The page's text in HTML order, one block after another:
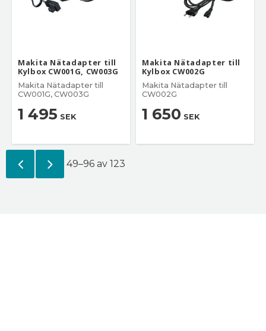
Makita Nätadapter till
Kylbox CW001G, CW003G
Makita Nätadapter till
CW001G, CW003G
1 495 SEK
Makita Nätadapter till
Kylbox CW002G
Makita Nätadapter till
CW002G
1 650 SEK
49–96 av 123